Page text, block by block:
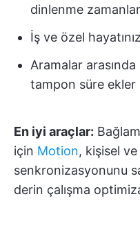
dinlenme
İş ve özel
Aramalar
tampon süre ekler
En iyi araçlar:
için Motion, kişisel
senkronizasyonunu
derin çalışma